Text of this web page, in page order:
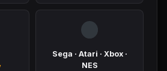
Sega · Atari · Xbox ·
NES